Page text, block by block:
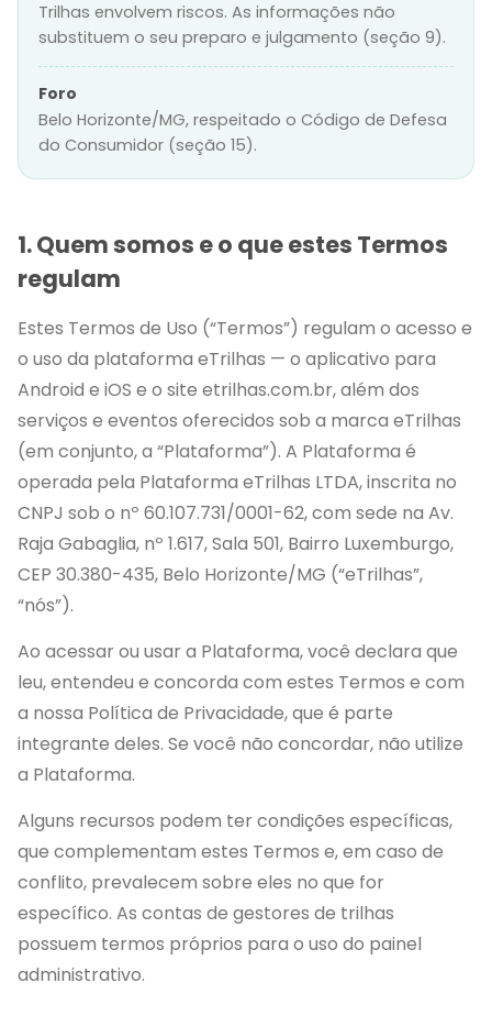
Trilhas envolvem riscos. As informações não
substituem o seu preparo e julgamento (seção 9).
Foro
Belo Horizonte/MG, respeitado o Código de Defesa
do Consumidor (seção 15).
1. Quem somos e o que estes Termos
regulam
Estes Termos de Uso (“Termos”) regulam o acesso e
o uso da plataforma eTrilhas — o aplicativo para
Android e iOS e o site etrilhas.com.br, além dos
serviços e eventos oferecidos sob a marca eTrilhas
(em conjunto, a “Plataforma”). A Plataforma é
operada pela Plataforma eTrilhas LTDA, inscrita no
CNPJ sob o nº 60.107.731/0001-62, com sede na Av.
Raja Gabaglia, nº 1.617, Sala 501, Bairro Luxemburgo,
CEP 30.380-435, Belo Horizonte/MG (“eTrilhas”,
“nós”).
Ao acessar ou usar a Plataforma, você declara que
leu, entendeu e concorda com estes Termos e com
a nossa Política de Privacidade, que é parte
integrante deles. Se você não concordar, não utilize
a Plataforma.
Alguns recursos podem ter condições específicas,
que complementam estes Termos e, em caso de
conflito, prevalecem sobre eles no que for
específico. As contas de gestores de trilhas
possuem termos próprios para o uso do painel
administrativo.